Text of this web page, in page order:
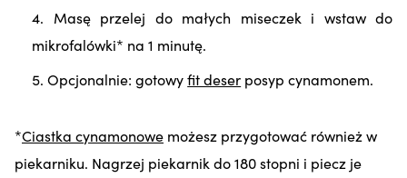
Masę przelej do małych miseczek i wstaw do
mikrofalówki* na 1 minutę.
Opcjonalnie: gotowyfit deser posyp cynamonem.
*Ciastka cynamonowe możesz przygotować również w
piekarniku. Nagrzej piekarnik do 180 stopni i piecz je